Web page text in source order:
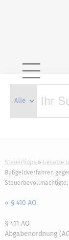
Steuertipps Gesetze
Bußgeldverfahren
« § 410 AO
§ 411 AO
Abgabenordnung